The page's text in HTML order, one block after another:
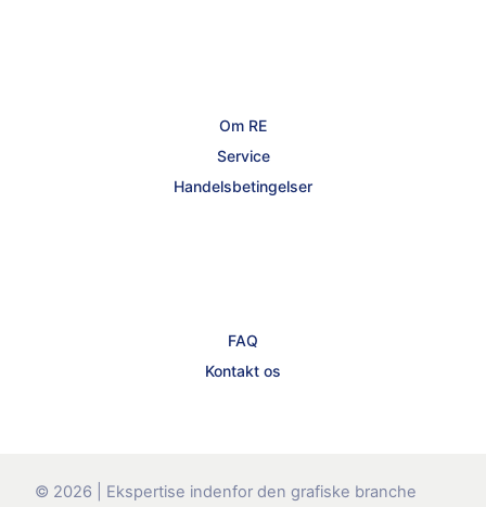
Om RE
Service
Handelsbetingelser
FAQ
Kontakt os
© 2026 | Ekspertise indenfor den grafiske branche